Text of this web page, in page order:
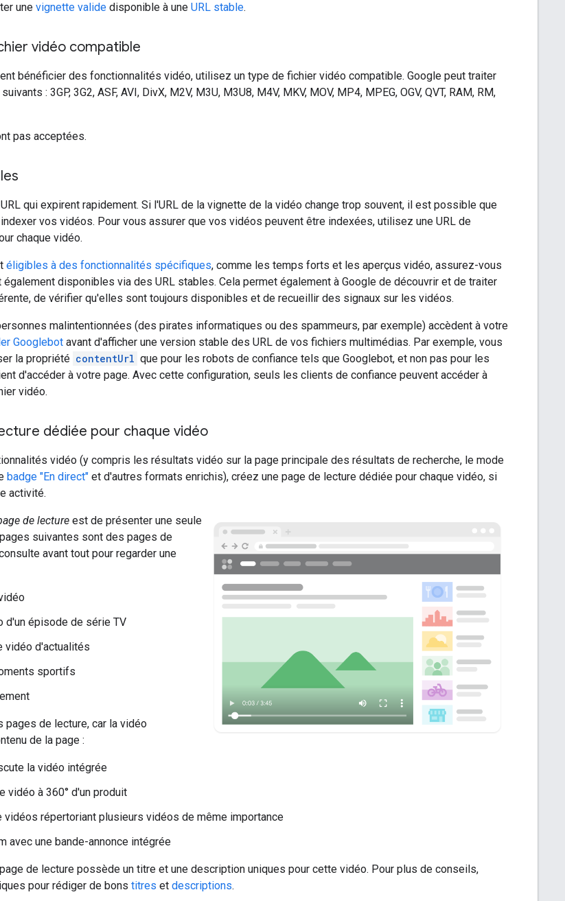
une vignette valide disponible à une URL stable.
vidéo compatible
bénéficier des fonctionnalités vidéo, utilisez un type de fichier vidéo compatible. Google peut traiter
: 3GP, 3G2, ASF, AVI, DivX, M2V, M3U, M3U8, M4V, MKV, MOV, MP4, MPEG, OGV, QVT, RAM, RM,
pas acceptées.
URL qui expirent rapidement. Si l'URL de la vignette de la vidéo change trop souvent, il est possible que
indexer vos vidéos. Pour vous assurer que vos vidéos peuvent être indexées, utilisez une URL de
chaque vidéo.
éligibles à des fonctionnalités spécifiques, comme les temps forts et les aperçus vidéo, assurez-vous
également disponibles via des URL stables. Cela permet également à Google de découvrir et de traiter
de vérifier qu'elles sont toujours disponibles et de recueillir des signaux sur les vidéos.
malintentionnées (des pirates informatiques ou des spammeurs, par exemple) accèdent à votre
Googlebot avant d'afficher une version stable des URL de vos fichiers multimédias. Par exemple, vous
la propriété contentUrl que pour les robots de confiance tels que Googlebot, et non pas pour les
d'accéder à votre page. Avec cette configuration, seuls les clients de confiance peuvent accéder à
vidéo.
dédiée pour chaque vidéo
vidéo (y compris les résultats vidéo sur la page principale des résultats de recherche, le mode
badge "En direct" et d'autres formats enrichis), créez une page de lecture dédiée pour chaque vidéo, si
activité.
de lecture est de présenter une seule
suivantes sont des pages de
avant tout pour regarder une
d'un épisode de série TV
vidéo d'actualités
sportifs
pages de lecture, car la vidéo
de la page :
la vidéo intégrée
vidéo à 360° d'un produit
vidéos répertoriant plusieurs vidéos de même importance
avec une bande-annonce intégrée
de lecture possède un titre et une description uniques pour cette vidéo. Pour plus de conseils,
pour rédiger de bons titres et descriptions.